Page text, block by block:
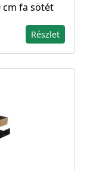
cm fa sötét
Részlet